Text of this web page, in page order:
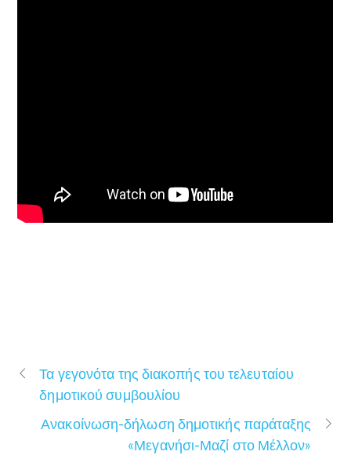
Τα γεγονότα της διακοπής του τελευταίου
δημοτικού συμβουλίου
Ανακοίνωση-δήλωση δημοτικής παράταξης
«Μεγανήσι-Μαζί στο Μέλλον»